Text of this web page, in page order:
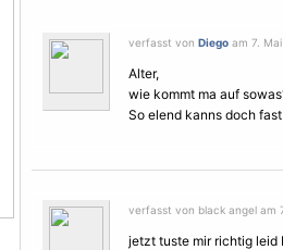
verfasst von Diego am 7.
Alter,
wie kommt ma auf
So elend kanns doch
verfasst von black angel am
jetzt tuste mir richtig leid